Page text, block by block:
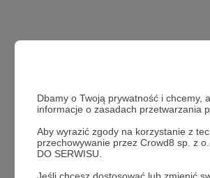
Dbamy o Twoją prywatność i chcemy,
informacje o zasadach przetwarzania
Aby wyrazić zgody na korzystanie z
przechowywanie przez Crowd8 sp. z
DO SERWISU.
Jeśli chcesz dostosować lub zmienić